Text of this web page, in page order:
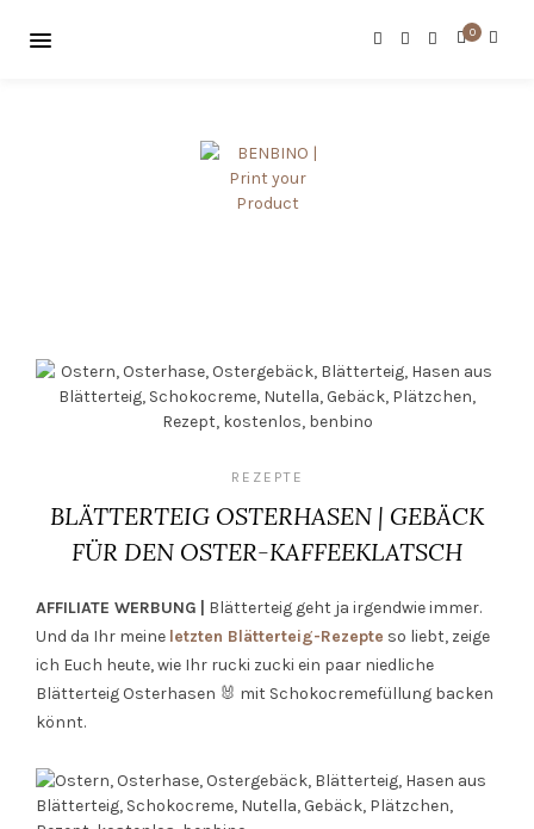
0
REZEPTE
BLÄTTERTEIG OSTERHASEN | GEBÄCK
FÜR DEN OSTER-KAFFEEKLATSCH
AFFILIATE WERBUNG
Blätterteig geht ja irgendwie immer.
Und da Ihr meine letzten Blätterteig-Rezepte so liebt, zeige
ich Euch heute, wie Ihr rucki zucki ein paar niedliche
Blätterteig Osterhasen 🐰 mit Schokocremefüllung backen
könnt.